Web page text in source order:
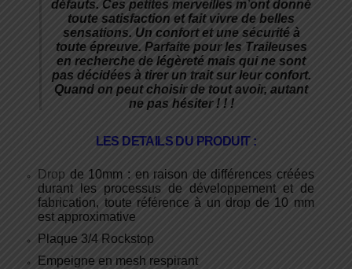
défauts. Ces petites merveilles m’ont donné
toute satisfaction et fait vivre de belles
sensations. Un confort et une sécurité à
toute épreuve. Parfaite pour les Traileuses
en recherche de légèreté mais qui ne sont
pas décidées à tirer un trait sur leur confort.
Quand on peut choisir de tout avoir, autant
ne pas hésiter ! ! !
LES DETAILS DU PRODUIT :
Drop de 10mm : en raison de différences créées
durant les processus de développement et de
fabrication, toute référence à un drop de 10 mm
est approximative
Plaque 3/4 Rockstop
Empeigne en mesh respirant